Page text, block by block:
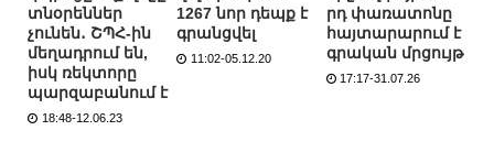
տնօրեններ
չունեն․ ՇՊՀ-ին
մեղադրում են,
իսկ ռեկտորը
պարզաբանում է
18:48-12.06.23
1267 նոր դեպք է
գրանցվել
11:02-05.12.20
րդ փառատոնը
հայտարարում է
գրական մրցույթ
17:17-31.07.26